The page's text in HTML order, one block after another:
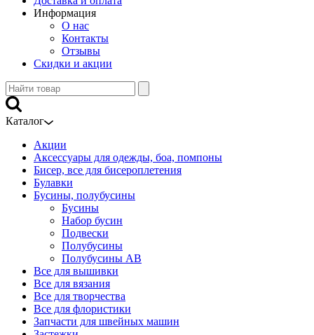
Информация
О нас
Контакты
Отзывы
Скидки и акции
Каталог
Акции
Аксессуары для одежды, боа, помпоны
Бисер, все для бисероплетения
Булавки
Бусины, полубусины
Бусины
Набор бусин
Подвески
Полубусины
Полубусины AB
Все для вышивки
Все для вязания
Все для творчества
Все для флористики
Запчасти для швейных машин